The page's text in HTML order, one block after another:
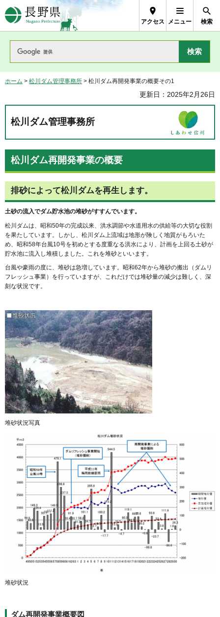
長野県Nagano Prefecture
アクセス メニュー 検索
ホーム > 松川ダム管理事務所 > 松川ダム再開発事業の概要その1
更新日：2025年2月26日
松川ダム管理事務所
松川ダム再開発事業の概要
排砂によって松川ダムを再生します。
土砂の流入でダム貯水池の堆砂がすすんでいます。
松川ダムは、昭和50年の完成以来、洪水調節や水道用水の供給等の大切な役割
を果たしています。しかし、松川ダム上流域は地形が険しく地質がもろいた
め、昭和58年台風10号を初めとする度重なる洪水により、計画を上回る土砂が
貯水池に流入し堆積しました。これを堆砂といいます。
台風や豪雨の度に、堆砂は急増しています。昭和62年から堆砂の搬出（ダムリ
フレッシュ事業）を行っていますが、これだけでは堆砂量の減少は難しく、深
刻な状況です。
堆砂状況写真
堆砂状況
ダム再開発事業概要図